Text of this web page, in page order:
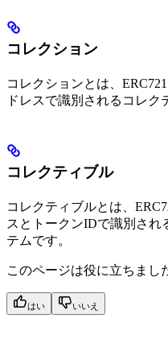
コレクション
コレクションとは、
ドレスで識別されるコレク
コレクティブル
コレクティブルとは、
スとトークンIDで識別され
テムです。
このページは役に立ちまし
はい いいえ